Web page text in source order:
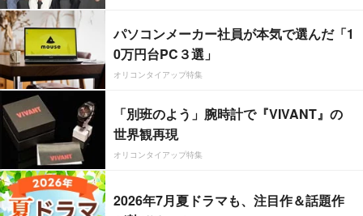
パソコンメーカー社員が本気で選んだ「1
0万円台PC３選」
オリコンタイアップ特集
「別班のよう」腕時計で『VIVANT』の
世界観再現
オリコンタイアップ特集
2026年7月夏ドラマも、注目作＆話題作